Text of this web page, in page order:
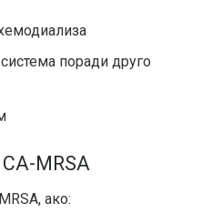
поради друго
MRSA
ако: